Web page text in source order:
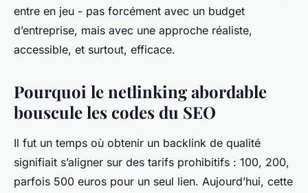
entre en jeu - pas forcément avec un budget
d’entreprise, mais avec une approche réaliste,
accessible, et surtout, efficace.
Pourquoi le netlinking abordable
bouscule les codes du SEO
Il fut un temps où obtenir un backlink de qualité
signifiait s’aligner sur des tarifs prohibitifs : 100, 200,
parfois 500 euros pour un seul lien. Aujourd’hui, cette